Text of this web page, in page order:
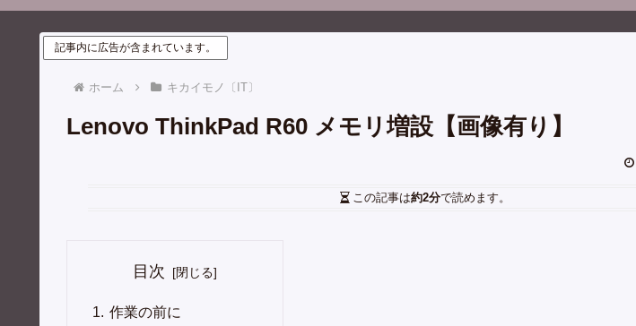
記事内に広告が含まれています。
ホーム キカイモノ〔IT〕
Lenovo ThinkPad R60 メモリ増設【画像有り】
この記事は約2分で読めます。
目次
作業の前に